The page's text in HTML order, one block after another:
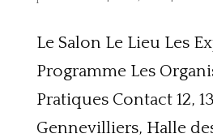
Le Salon Le Lieu Les
Programme Les
Pratiques Contact 12,
Gennevilliers, Halle